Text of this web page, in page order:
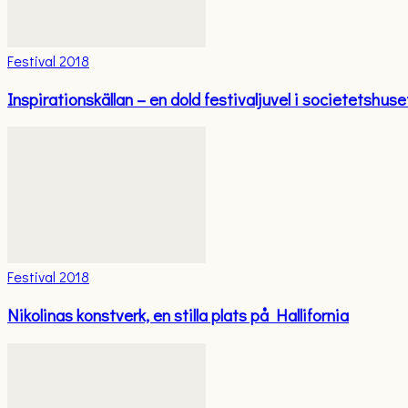
Festival 2018
Inspirationskällan – en dold festivaljuvel i
Festival 2018
Nikolinas konstverk, en stilla plats på Hallifornia